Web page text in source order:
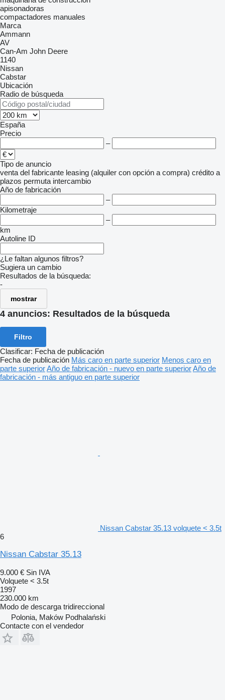
apisonadoras
compactadores manuales
Marca
Ammann
AV
Can-Am John Deere
1140
Nissan
Cabstar
Ubicación
Radio de búsqueda
España
Precio
–
Tipo de anuncio
venta del fabricante leasing (alquiler con opción a compra) crédito a
plazos permuta intercambio
Año de fabricación
–
Kilometraje
–
km
Autoline ID
¿Le faltan algunos filtros?
Sugiera un cambio
Resultados de la búsqueda:
-
mostrar
4 anuncios: Resultados de la búsqueda
Filtro
Clasificar: Fecha de publicación
Fecha de publicación Más caro en parte superior Menos caro en
parte superiorAño de fabricación - nuevo en parte superiorAño de
fabricación - más antiguo en parte superior
Nissan Cabstar 35.13 volquete < 3.5t
6
Nissan Cabstar 35.13
9.000 € Sin IVA
Volquete < 3.5t
1997
230.000 km
Modo de descarga tridireccional
Polonia, Maków Podhalański
Contacte con el vendedor